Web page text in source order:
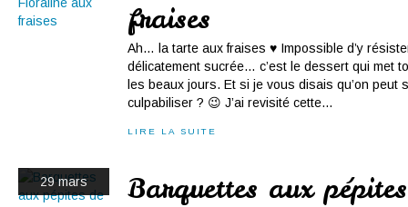
fraises
Ah… la tarte aux fraises ♥ Impossible d’y
délicatement sucrée… c’est le dessert qui met
les beaux jours. Et si je vous disais qu’on peut
culpabiliser ? 😉 J’ai revisité cette...
LIRE LA SUITE
29 mars Barquettes aux